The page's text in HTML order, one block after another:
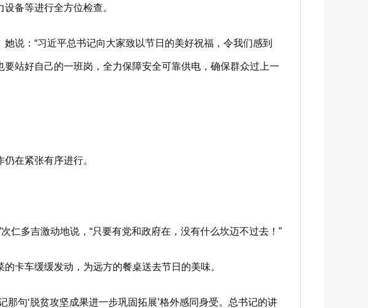
备等进行全方位检查。
：“习近平总书记向大家致以节日的美好祝福，令我们感到
站好自己的一班岗，全力保障安全可靠供电，确保群众过上一
在紧张有序进行。
多吉激动地说，“只要有党和政府在，没有什么坎迈不过去！”
车缓缓发动，为远方的餐桌送去节日的美味。
句‘脱贫攻坚成果进一步巩固拓展’格外感同身受。总书记的讲